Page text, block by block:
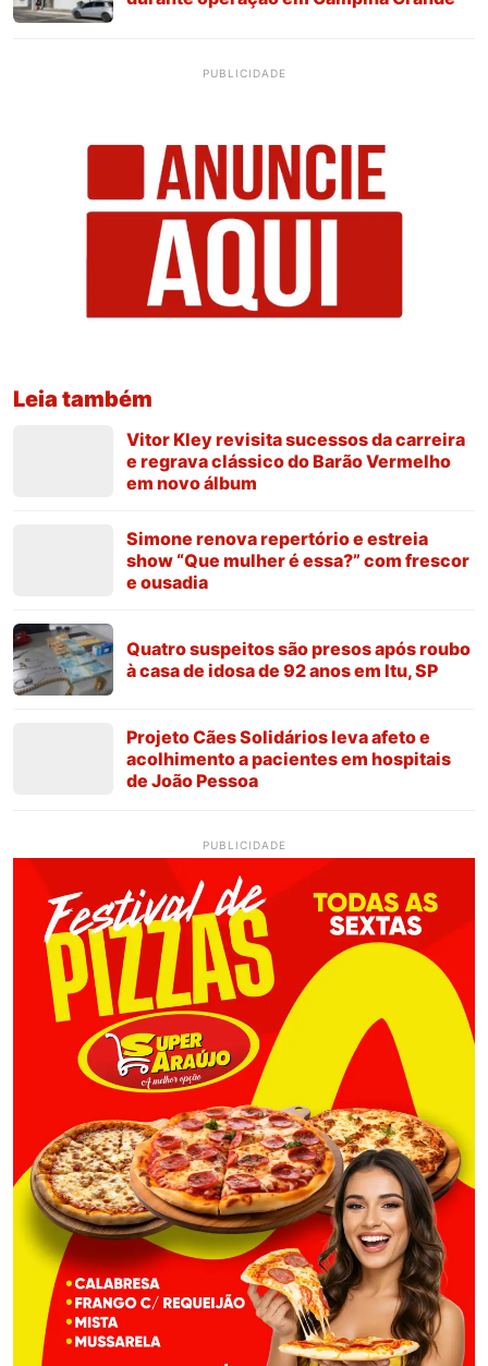
PUBLICIDADE
Leia também
Vitor Kley revisita sucessos da carreira
e regrava clássico do Barão Vermelho
em novo álbum
Simone renova repertório e estreia
show “Que mulher é essa?” com frescor
e ousadia
Quatro suspeitos são presos após roubo
à casa de idosa de 92 anos em Itu, SP
Projeto Cães Solidários leva afeto e
acolhimento a pacientes em hospitais
de João Pessoa
PUBLICIDADE